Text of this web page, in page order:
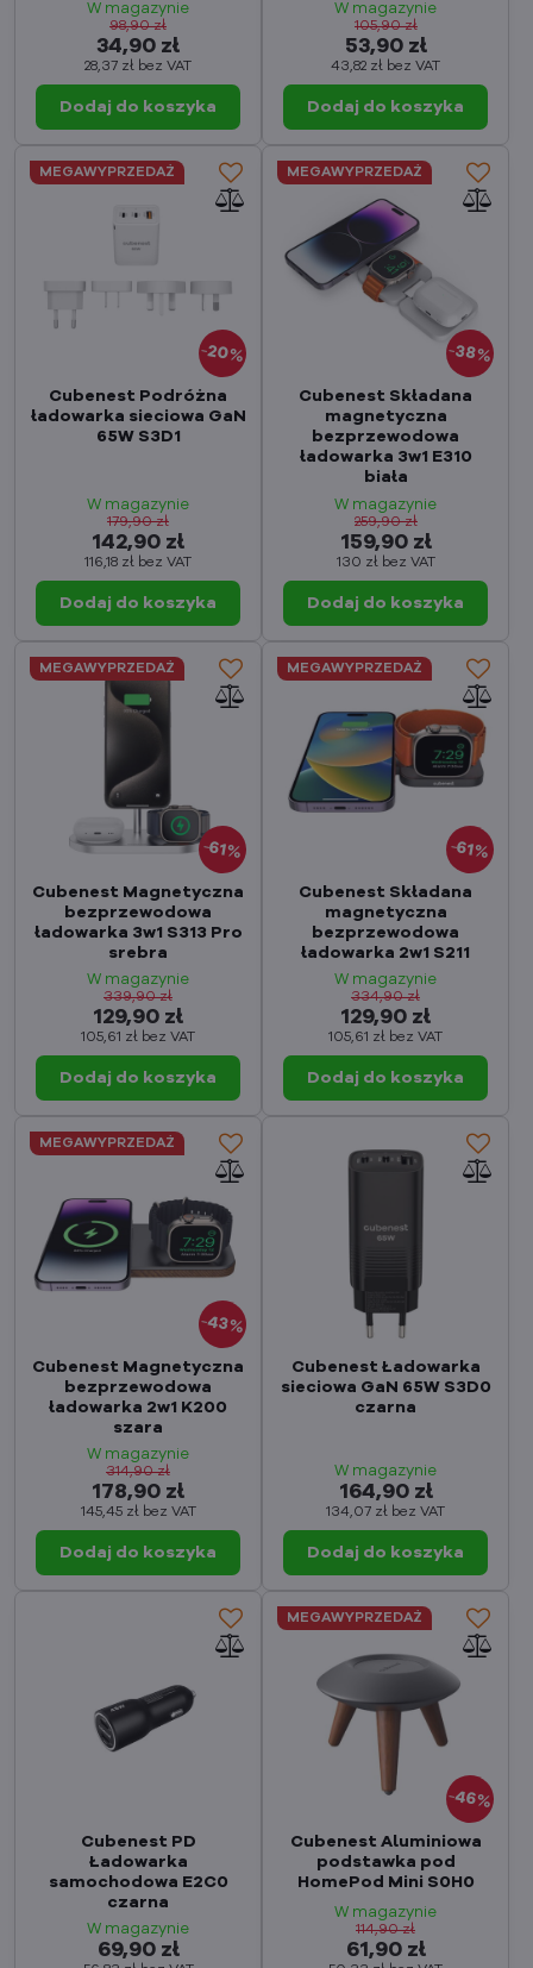
W magazynie
34,90 zł
28,37 zł bez VAT
98,90 zł
Dodaj do koszyka
W magazynie
53,90 zł
43,82 zł bez VAT
105,90 zł
Dodaj do koszyka
20%
MEGAWYPRZEDAŻ
Cubenest Podróżna
ładowarka sieciowa GaN
65W S3D1
W magazynie
142,90 zł
116,18 zł bez VAT
179,90 zł
Dodaj do koszyka
38%
MEGAWYPRZEDAŻ
Cubenest Składana
magnetyczna
bezprzewodowa
ładowarka 3w1 E310
biała
W magazynie
159,90 zł
130 zł bez VAT
259,90 zł
Dodaj do koszyka
61%
MEGAWYPRZEDAŻ
Cubenest Magnetyczna
bezprzewodowa
ładowarka 3w1 S313 Pro
srebra
W magazynie
129,90 zł
105,61 zł bez VAT
339,90 zł
Dodaj do koszyka
61%
MEGAWYPRZEDAŻ
Cubenest Składana
magnetyczna
bezprzewodowa
ładowarka 2w1 S211
W magazynie
129,90 zł
105,61 zł bez VAT
334,90 zł
Dodaj do koszyka
43%
MEGAWYPRZEDAŻ
Cubenest Magnetyczna
bezprzewodowa
ładowarka 2w1 K200
szara
W magazynie
178,90 zł
145,45 zł bez VAT
314,90 zł
Dodaj do koszyka
Cubenest Ładowarka
sieciowa GaN 65W S3D0
czarna
W magazynie
164,90 zł
134,07 zł bez VAT
Dodaj do koszyka
Cubenest PD
Ładowarka
samochodowa E2C0
czarna
W magazynie
69,90 zł
46%
MEGAWYPRZEDAŻ
Cubenest Aluminiowa
podstawka pod
HomePod Mini S0H0
W magazynie
61,90 zł
114,90 zł